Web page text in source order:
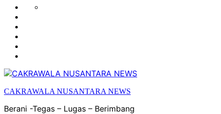
POLITIK
BUDAYA
CAKRAWALA NUSANTARA NEWS
Berani -Tegas – Lugas – Berimbang